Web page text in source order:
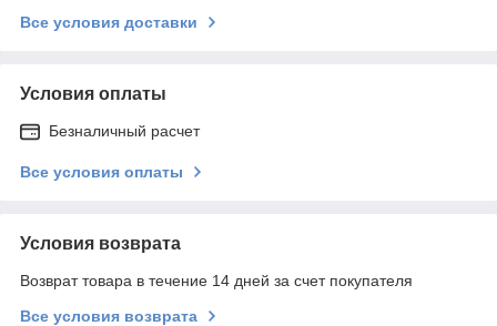
Все условия доставки
Условия оплаты
Безналичный расчет
Все условия оплаты
Условия возврата
Возврат товара в течение 14 дней за счет покупателя
Все условия возврата